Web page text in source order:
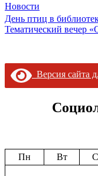
Новости
Навигация
по
День птиц в
Тематический вечер
Версия сайта
Пн
Вт